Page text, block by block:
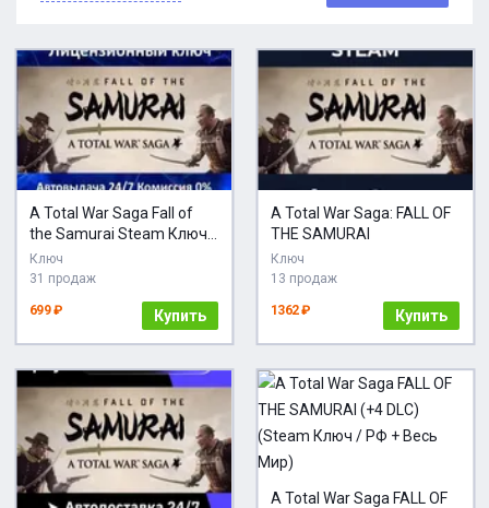
A Total War Saga Fall of
the Samurai Steam Ключ
Активации РФ+СНГ
АКЦИЯ Карты
Ключ
31 продаж
699 ₽ Купить
A Total War Saga: FALL OF
THE SAMURAI
Ключ
13 продаж
1362 ₽ Купить
A Total War Saga FALL OF